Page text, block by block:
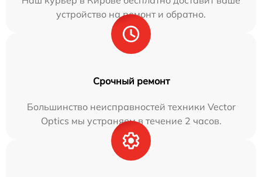
устройство на ремонт и обратно.
Срочный ремонт
Большинство неисправностей техники Vector
Optics мы устраняем в течение 2 часов.